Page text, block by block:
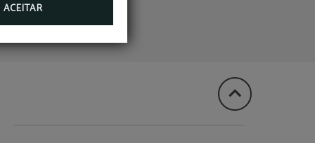
ACEITAR